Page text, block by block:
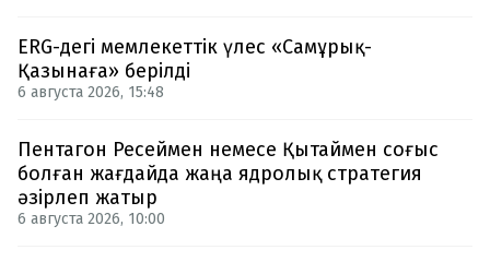
ERG-дегі мемлекеттік үлес «Самұрық-
Қазынаға» берілді
6 августа 2026, 15:48
Пентагон Ресеймен немесе Қытаймен соғыс
болған жағдайда жаңа ядролық стратегия
әзірлеп жатыр
6 августа 2026, 10:00